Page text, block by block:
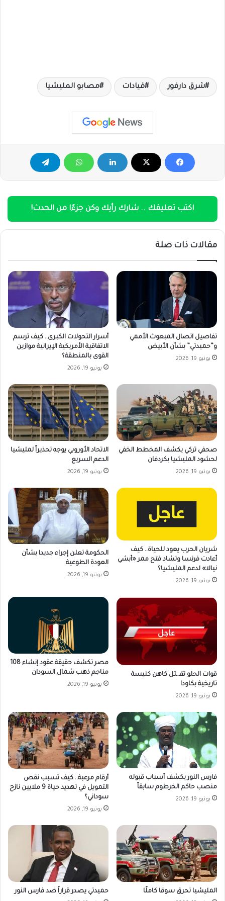
شرق دارفور قيادات مصابو المليشيا
اكتب تعليقك .. شارك رأيك وكن جزءًا من الحدث!
مقالات ذات صلة
تفاصيل اتصال المبعوث الأممي
و”حميدتي” بشأن الأبيض
يونيو 19, 2026
أسرار التحولات الكبرى.. كيف ترسم
الاتفاقية الأمريكية الإيرانية موازين
القوى بالمنطقة؟
يونيو 19, 2026
صحفي تركي يكشف المخطط الخفي
لحشود المليشيا بكردفان
يونيو 19, 2026
الاتحاد الأوروبي يوجه تحذيراً لمليشيا
الدعم السريع
يونيو 19, 2026
شريان الحرب يعود للحياة.. كيف
أعادت فرنسا وتشاد فتح ممر «أبشي
نيالا» لدعم المليشيا؟
يونيو 19, 2026
الحكومة تعلن إجراء جديدا بشأن
العودة الطوعية
يونيو 19, 2026
قوات الحلو تقـ.ـتل كاهن كنيسة
تاريخية بكاودا
يونيو 19, 2026
مصر تكشف حقيقة عقود إنشاء 108
مناجم ذهب شمال السودان
يونيو 19, 2026
فارس النور يكشف أسباب قبوله
منصب حاكم الخرطوم سابقاً
يونيو 19, 2026
أرقام مرعبة.. كيف تسبب نقص
التمويل في تهديد حياة 9 ملايين نازح
سوداني؟
يونيو 19, 2026
المليشيا تحرق سوقا كاملًا حميدتي يصدر قراراً ضد فارس النور